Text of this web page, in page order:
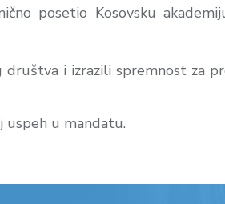
posetio Kosovsku
i izrazili spremnost za
uspeh u mandatu.